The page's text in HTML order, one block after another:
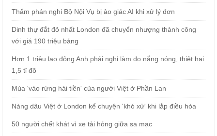
Thẩm phán nghi Bộ Nội Vụ bị ảo giác AI khi xử lý đơn
Dinh thự đắt đỏ nhất London đã chuyển nhượng thành công
với giá 190 triệu bảng
Hơn 1 triệu lao động Anh phải nghỉ làm do nắng nóng, thiệt hại
1,5 tỉ đô
Mùa 'vào rừng hái tiền' của người Việt ở Phần Lan
Nàng dâu Việt ở London kể chuyện 'khó xử' khi lắp điều hòa
50 người chết khát vì xe tải hỏng giữa sa mạc